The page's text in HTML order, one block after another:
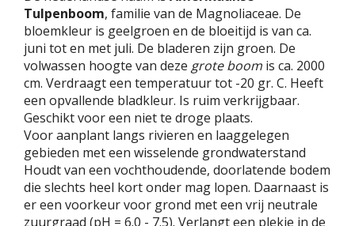
Tulpenboom, familie van de Magnoliaceae. De
bloemkleur is geelgroen en de bloeitijd is van ca.
juni tot en met juli. De bladeren zijn groen. De
volwassen hoogte van deze grote boom is ca. 2000
cm. Verdraagt een temperatuur tot -20 gr. C. Heeft
een opvallende bladkleur. Is ruim verkrijgbaar.
Geschikt voor een niet te droge plaats.
Voor aanplant langs rivieren en laaggelegen
gebieden met een wisselende grondwaterstand
Houdt van een vochthoudende, doorlatende bodem
die slechts heel kort onder mag lopen. Daarnaast is
er een voorkeur voor grond met een vrij neutrale
zuurgraad (pH = 6.0 - 7.5). Verlangt een plekje in de